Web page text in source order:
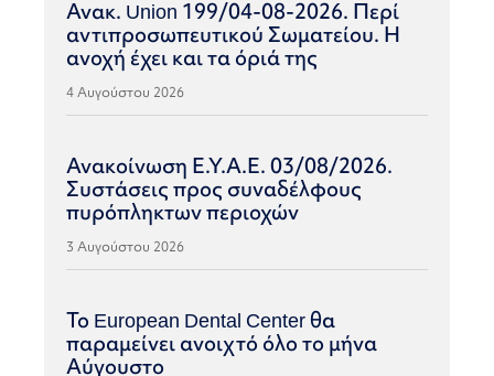
Ανακ. Union 199/04-08-2026. Περί
αντιπροσωπευτικού Σωματείου. Η
ανοχή έχει και τα όριά της
4 Αυγούστου 2026
Ανακοίνωση Ε.Υ.Α.Ε. 03/08/2026.
Συστάσεις προς συναδέλφους
πυρόπληκτων περιοχών
3 Αυγούστου 2026
Το European Dental Center θα
παραμείνει ανοιχτό όλο το μήνα
Αύγουστο